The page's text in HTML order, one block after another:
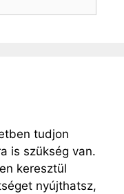
tudjon
is szükség van.
keresztül
nyújthatsz,